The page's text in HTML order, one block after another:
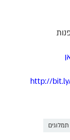
http://
תמלוגים